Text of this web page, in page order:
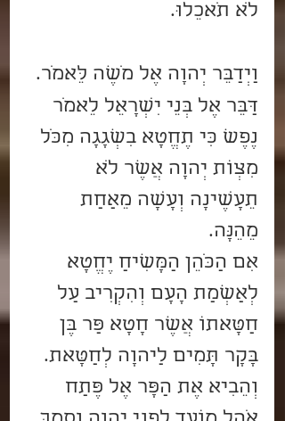
לֹא תֹאכֵלוּ.
וַיְדַבֵּר יְהוָה אֶל מֹשֶׁה לֵּאמֹר.
דַּבֵּר אֶל בְּנֵי יִשְׂרָאֵל לֵאמֹר
נֶפֶשׁ כִּי תֶחֱטָא בִשְׁגָגָה מִכֹּל
מִצְו‍ֹת יְהוָה אֲשֶׁר לֹא
תֵעָשֶׂינָה וְעָשָׂה מֵאַחַת
מֵהֵנָּה.
אִם הַכֹּהֵן הַמָּשִׁיחַ יֶחֱטָא
לְאַשְׁמַת הָעָם וְהִקְרִיב עַל
חַטָּאתוֹ אֲשֶׁר חָטָא פַּר בֶּן
בָּקָר תָּמִים לַיהוָה לְחַטָּאת.
וְהֵבִיא אֶת הַפָּר אֶל פֶּתַח